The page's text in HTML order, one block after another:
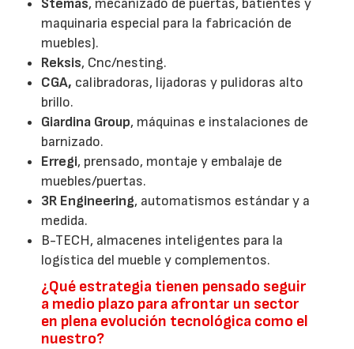
Stemas, mecanizado de puertas, batientes y
maquinaria especial para la fabricación de
muebles).
Reksis, Cnc/nesting.
CGA, calibradoras, lijadoras y pulidoras alto
brillo.
Giardina Group, máquinas e instalaciones de
barnizado.
Erregi, prensado, montaje y embalaje de
muebles/puertas.
3R Engineering, automatismos estándar y a
medida.
B-TECH, almacenes inteligentes para la
logística del mueble y complementos.
¿Qué estrategia tienen pensado seguir
a medio plazo para afrontar un sector
en plena evolución tecnológica como el
nuestro?